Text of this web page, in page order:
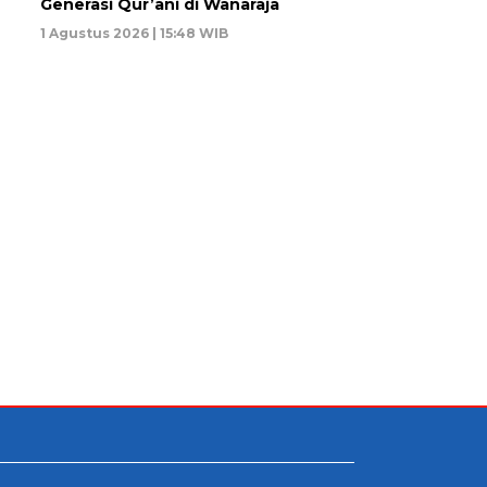
Generasi Qur’ani di Wanaraja
1 Agustus 2026 | 15:48 WIB